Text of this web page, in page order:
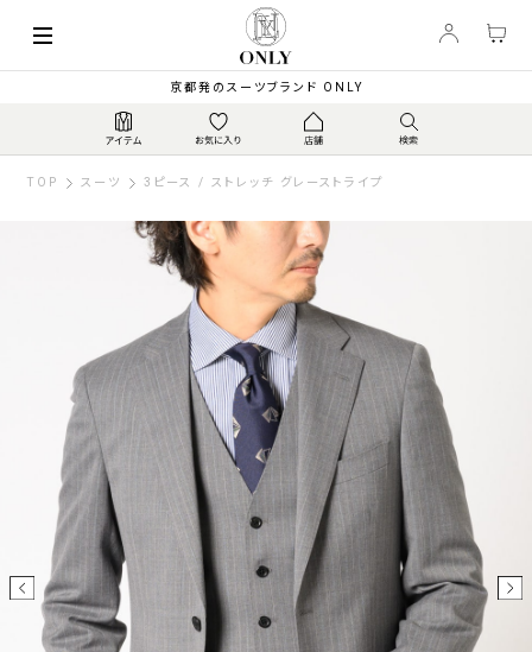
京都発のスーツブランド ONLY
TOP スーツ 3ピース / ストレッチ グレーストライプ